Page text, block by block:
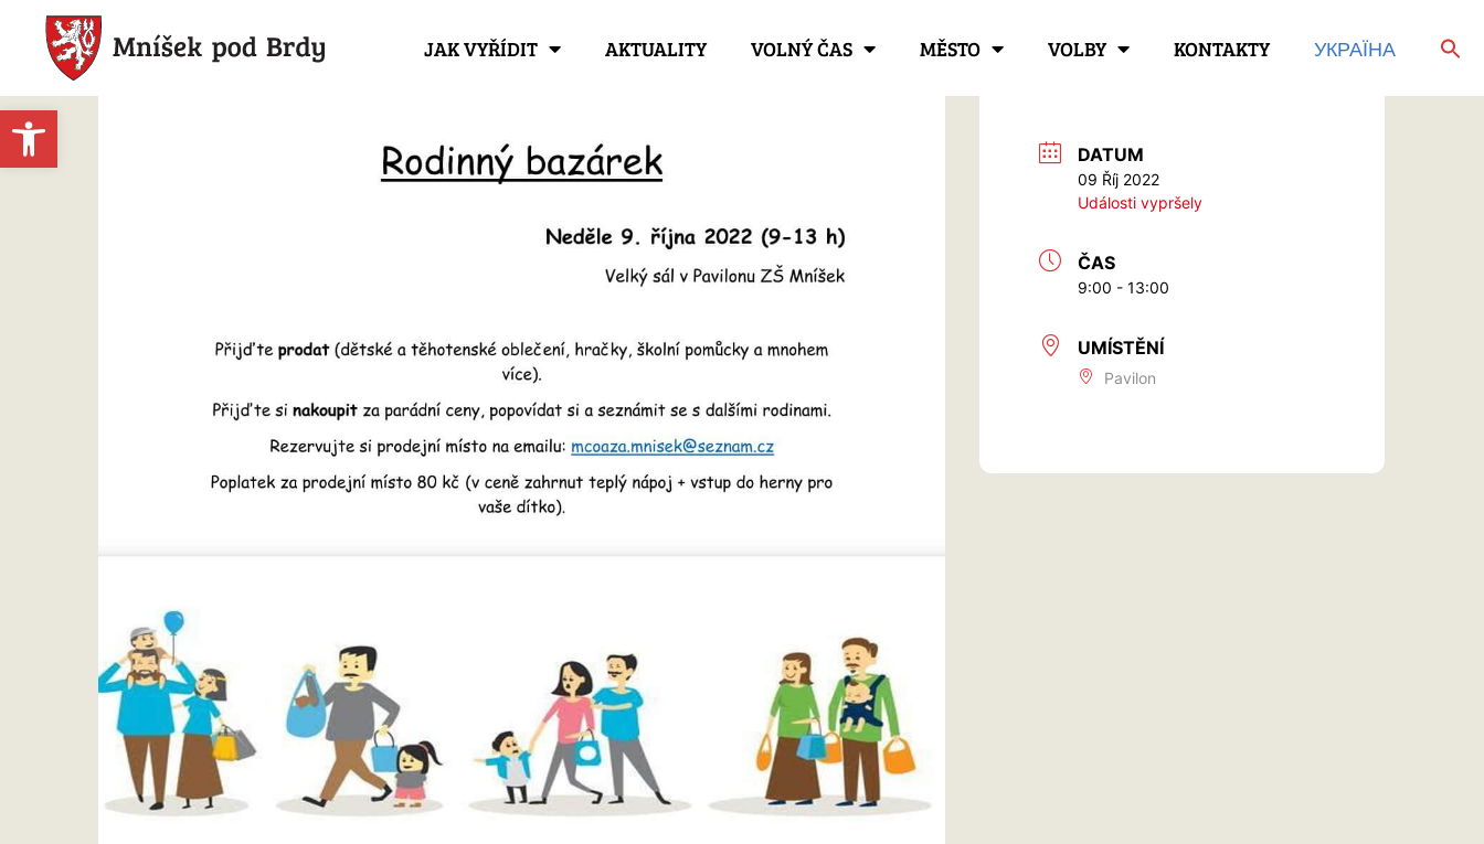
Open toolbar
JAK VYŘÍDIT AKTUALITY VOLNÝ ČAS MĚSTO VOLBY KONTAKTY УКРАЇНА
DATUM
09 Říj 2022
Události vypršely
ČAS
9:00 - 13:00
UMÍSTĚNÍ
Pavilon